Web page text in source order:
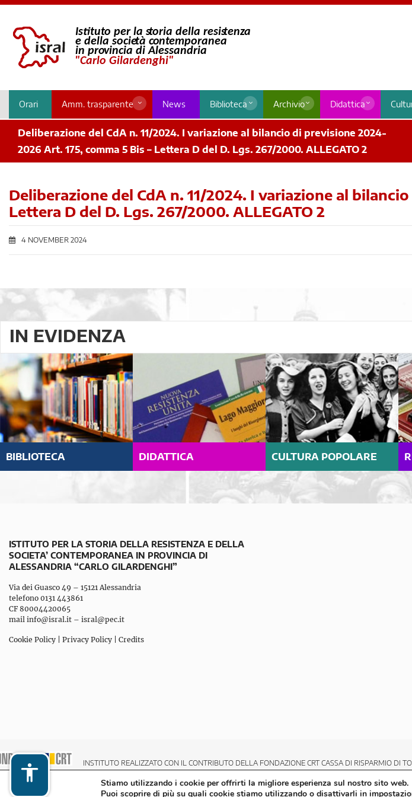
Orari Amm. trasparente News Biblioteca Archivio Didattica
Deliberazione del CdA n. 11/2024. I variazione al bilancio di previsione 2024-
2026 Art. 175, comma 5 Bis – Lettera D del D. Lgs. 267/2000. ALLEGATO 2
Deliberazione del CdA n. 11/2024. I variazione al
Lettera D del D. Lgs. 267/2000. ALLEGATO 2
4 NOVEMBER 2024
IN EVIDENZA
BIBLIOTECA DIDATTICA CULTURA POPOLARE
ISTITUTO PER LA STORIA DELLA RESISTENZA E DELLA
SOCIETA’ CONTEMPORANEA IN PROVINCIA DI
ALESSANDRIA “CARLO GILARDENGHI”
Via dei Guasco 49 – 15121 Alessandria
telefono 0131 443861
CF 80004420065
mail info@isral.it – isral@pec.it
Cookie Policy Privacy Policy Credits
INSTITUTO REALIZZATO CON IL CONTRIBUTO DELLA FONDAZIONE CRT CASSA DI RISPARMIO DI
Stiamo utilizzando i cookie per offrirti la migliore esperienza sul nostro sito web.
Puoi scoprire di più su quali cookie stiamo utilizzando o disattivarli in